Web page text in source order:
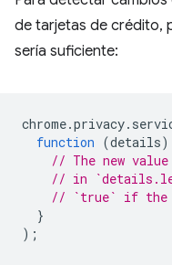
de tarjetas de crédito,
sería suficiente:
chrome.privacy.
function (details)
// The new
// in
// `true` if the
}
);